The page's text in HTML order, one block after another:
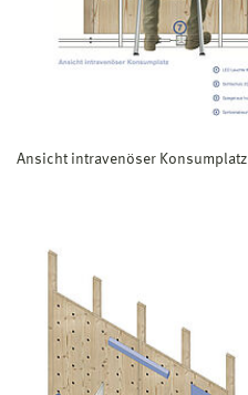
Ansicht intravenöser Konsumplatz